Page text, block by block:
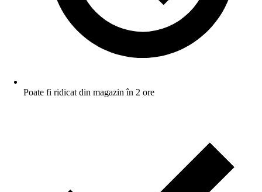
Poate fi ridicat din magazin în 2 ore